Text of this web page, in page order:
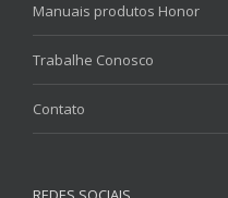
Manuais produtos Honor
Trabalhe Conosco
Contato